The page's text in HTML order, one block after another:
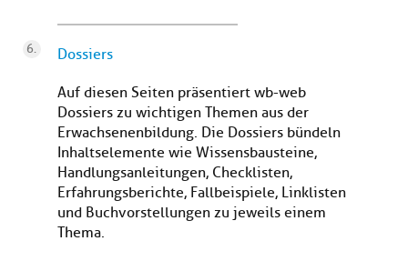
Dossiers
Auf diesen Seiten präsentiert wb-web
Dossiers zu wichtigen Themen aus der
Erwachsenenbildung. Die Dossiers bündeln
Inhaltselemente wie Wissensbausteine,
Handlungsanleitungen, Checklisten,
Erfahrungsberichte, Fallbeispiele, Linklisten
und Buchvorstellungen zu jeweils einem
Thema.